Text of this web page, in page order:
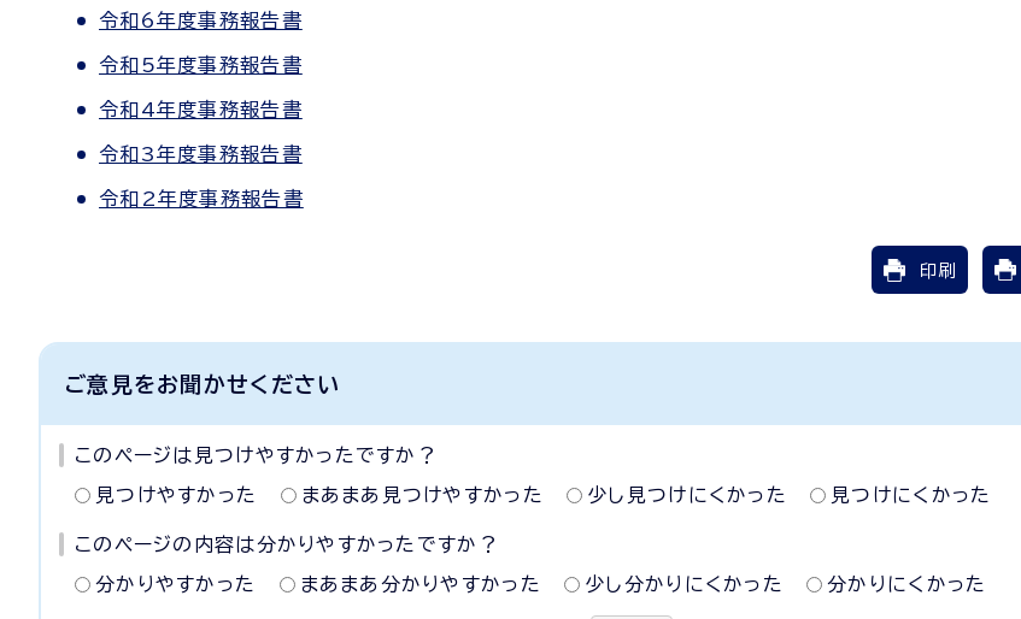
令和6年度事務報告書
令和5年度事務報告書
令和4年度事務報告書
令和3年度事務報告書
令和2年度事務報告書
印刷
ご意見をお聞かせください
このページは見つけやすかったですか？
見つけやすかった まあまあ見つけやすかった 少し見つけにくかった 見つけにくかった
このページの内容は分かりやすかったですか？
分かりやすかった まあまあ分かりやすかった 少し分かりにくかった 分かりにくかった